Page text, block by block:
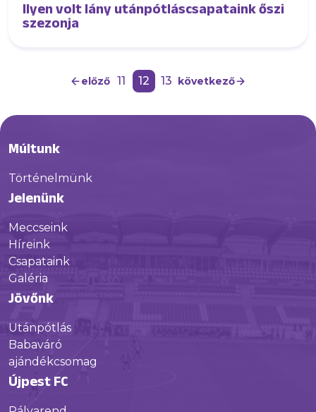
Ilyen volt lány utánpótláscsapataink őszi
szezonja
előző 11 12 13 következő
Múltunk
Történelmünk
Jelenünk
Meccseink
Híreink
Csapataink
Galéria
Jövőnk
Utánpótlás
Babaváró
ajándékcsomag
Újpest FC